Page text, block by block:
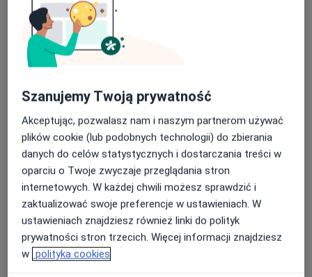
200 zł Szczegóły
Leczenie kanałowe pod
mikroskopem
Leczenie próchnicy
Od 250 zł Szczegóły Umów wizytę
Wypełnienie kompozytowe
Od 250 zł Szczegóły Umów wizytę
Leczenie nagłego bólu zęba
Od 200 zł Szczegóły Umów wizytę
Szanujemy Twoją prywatność
Akceptując, pozwalasz nam i naszym partnerom używać
plików cookie (lub podobnych technologii) do zbierania
danych do celów statystycznych i dostarczania treści w
oparciu o Twoje zwyczaje przeglądania stron
internetowych. W każdej chwili możesz sprawdzić i
zaktualizować swoje preferencje w ustawieniach. W
ustawieniach znajdziesz również linki do polityk
prywatności stron trzecich. Więcej informacji znajdziesz
w polityka cookies